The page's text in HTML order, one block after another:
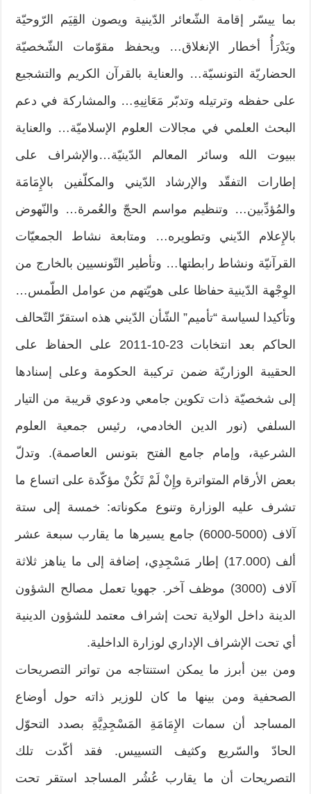
بما ييسّر إقامة الشّعائر الدّينية ويصون القِيَم الرّوحيّة
ويَدْرَأُ أخطار الإنغلاق… ويحفظ مقوّمات الشّخصيّة
الحضاريّة التونسيّة… والعناية بالقرآن الكريم والتشجيع
على حفظه وترتيله وتدبّر مَعَانِيهِ… والمشاركة في دعم
البحث العلمي في مجالات العلوم الإسلاميّة… والعناية
ببيوت الله وسائر المعالم الدّينيّة…والإشراف على
إطارات التفقّد والإرشاد الدّيني والمكلّفين بالإِمَامَة
والمُؤدِّبين… وتنظيم مواسم الحجّ والعُمرة… والنّهوض
بالإِعلام الدّيني وتطويره… ومتابعة نشاط الجمعيّات
القرآنيّة ونشاط رابطتها… وتأطير التّونسيين بالخارج من
الوِجْهة الدّينية حفاظا على هويّتهم من عوامل الطّمس…
وتأكيدا لسياسة “تأميم” الشّأن الدّيني هذه استقرّ التّحالف
الحاكم بعد انتخابات 23-10-2011 على الحفاظ على
الحقيبة الوزاريّة ضمن تركيبة الحكومة وعلى إسنادها
إلى شخصيّة ذات تكوين جامعي ودعوي قريبة من التيار
السلفي (نور الدين الخادمي، رئيس جمعية العلوم
الشرعية، وإمام جامع الفتح بتونس العاصمة). وتدلّ
بعض الأرقام المتواترة وإِنْ لَمْ تَكُنْ مؤكّدة على اتساع ما
تشرف عليه الوزارة وتنوع مكوناته: خمسة إلى ستة
آلاف (5000-6000) جامع يسيرها ما يقارب سبعة عشر
ألف (17.000) إطار مَسْجِدِي، إضافة إلى ما يناهز ثلاثة
آلاف (3000) موظف آخر. جهويا تعمل مصالح الشؤون
الدينة داخل الولاية تحت إشراف معتمد للشؤون الدينية
أي تحت الإشراف الإداري لوزارة الداخلية.
ومن بين أبرز ما يمكن استنتاجه من تواتر التصريحات
الصحفية ومن بينها ما كان للوزير ذاته حول أوضاع
المساجد أن سمات الإِمَامَةِ المَسْجِدِيَّةِ بصدد التحوّل
الحادّ والسّريع وكثيف التسييس. فقد أكّدت تلك
التصريحات أن ما يقارب عُشُر المساجد استقر تحت